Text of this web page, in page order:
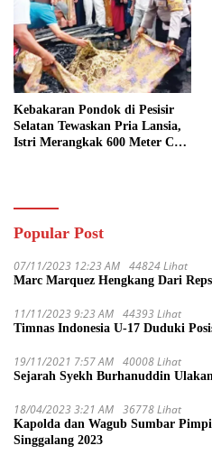
Kebakaran Pondok di Pesisir
Selatan Tewaskan Pria Lansia,
Istri Merangkak 600 Meter Cari
Popular Post
07/11/2023 12:23 AM 44824 Lihat
Marc Marquez Hengkang Dari
11/11/2023 9:23 AM 44393 Lihat
Timnas Indonesia U-17 Duduki
19/11/2021 7:57 AM 40008 Lihat
Sejarah Syekh Burhanuddin
18/04/2023 3:21 AM 36778 Lihat
Kapolda dan Wagub Sumbar
Singgalang 2023